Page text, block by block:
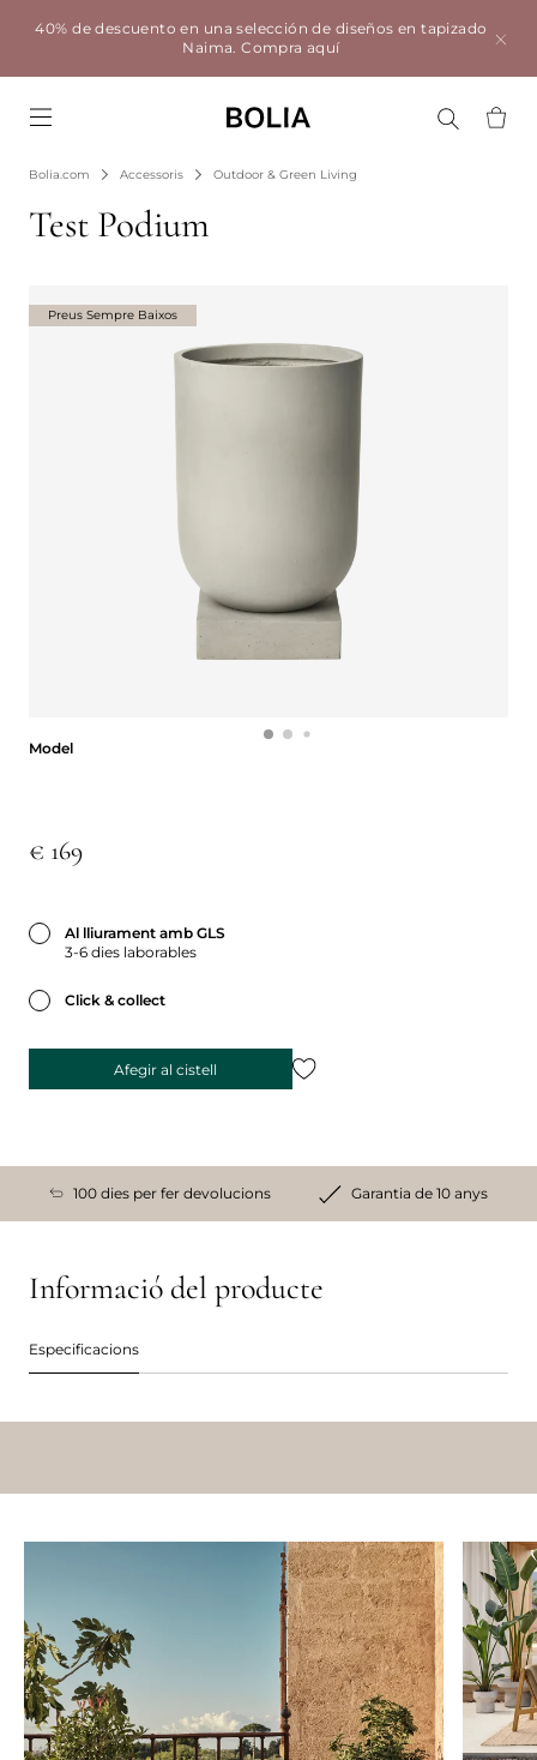
40% de descuento en una selección de diseños en tapizado
Naima.Compra aquí
Bolia.com Accessoris Outdoor & Green Living
Test Podium
Model
€ 169
Al lliurament amb GLS
3-6 dies laborables
Click & collect
Afegir al cistell
Preus Sempre Baixos
100 dies per fer devolucions Garantia de 10 anys
Informació del producte
Especificacions